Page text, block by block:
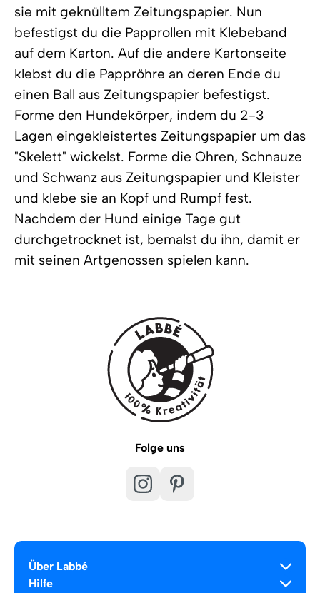
sie mit geknülltem Zeitungspapier. Nun
befestigst du die Papprollen mit Klebeband
auf dem Karton. Auf die andere Kartonseite
klebst du die Pappröhre an deren Ende du
einen Ball aus Zeitungspapier befestigst.
Forme den Hundekörper, indem du 2-3
Lagen eingekleistertes Zeitungspapier um das
"Skelett" wickelst. Forme die Ohren, Schnauze
und Schwanz aus Zeitungspapier und Kleister
und klebe sie an Kopf und Rumpf fest.
Nachdem der Hund einige Tage gut
durchgetrocknet ist, bemalst du ihn, damit er
mit seinen Artgenossen spielen kann.
Folge uns
Über Labbé
Hilfe